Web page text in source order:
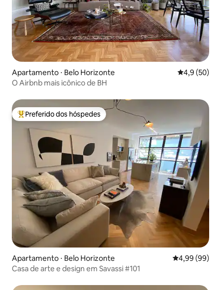
Apartamento ⋅ Belo Horizonte 4,9 de uma
4,9 (50)
O Airbnb mais icônico de BH
Entre os melhores preferidos dos hóspedes
Preferido dos hóspedes
Apartamento ⋅ Belo Horizonte 4,99 de uma
4,99 (99)
Casa de arte e design em Savassi #101